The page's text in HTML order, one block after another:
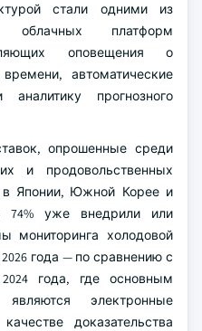
стали одними из
облачных платформ
оповещения о
автоматические
прогнозного
опрошенные среди
и продовольственных
в Японии, Южной Корее и
74% уже внедрили или
мониторинга холодовой
года — по сравнению с
года, где основным
электронные
доказательства